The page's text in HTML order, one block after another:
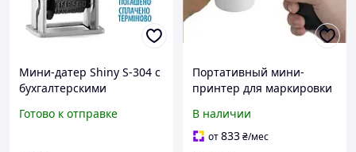
Мини-датер Shiny S-304 с
бухгалтерскими
Готово к отправке
Портативный мини-
принтер для маркировки
чернильный датер для
упаковки и продукции.
В наличии
от833₴/мес